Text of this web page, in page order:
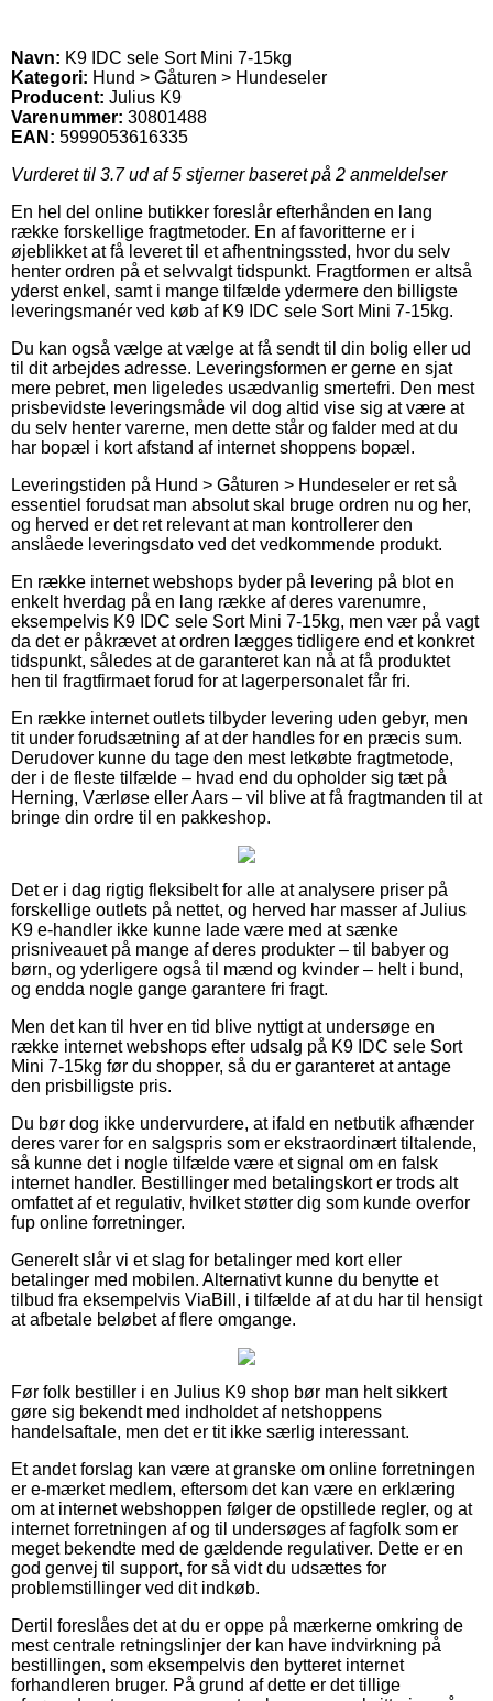
Navn: K9 IDC sele Sort Mini 7-15kg
Kategori: Hund > Gåturen > Hundeseler
Producent: Julius K9
Varenummer: 30801488
EAN: 5999053616335
Vurderet til 3.7ud af 5 stjerner baseret på 2 anmeldelser
En hel del online butikker foreslår efterhånden en lang
række forskellige fragtmetoder. En af favoritterne er i
øjeblikket at få leveret til et afhentningssted, hvor du selv
henter ordren på et selvvalgt tidspunkt. Fragtformen er altså
yderst enkel, samt i mange tilfælde ydermere den billigste
leveringsmanér ved køb af K9 IDC sele Sort Mini 7-15kg.
Du kan også vælge at vælge at få sendt til din bolig eller ud
til dit arbejdes adresse. Leveringsformen er gerne en sjat
mere pebret, men ligeledes usædvanlig smertefri. Den mest
prisbevidste leveringsmåde vil dog altid vise sig at være at
du selv henter varerne, men dette står og falder med at du
har bopæl i kort afstand af internet shoppens bopæl.
Leveringstiden på Hund > Gåturen > Hundeseler er ret så
essentiel forudsat man absolut skal bruge ordren nu og her,
og herved er det ret relevant at man kontrollerer den
anslåede leveringsdato ved det vedkommende produkt.
En række internet webshops byder på levering på blot en
enkelt hverdag på en lang række af deres varenumre,
eksempelvis K9 IDC sele Sort Mini 7-15kg, men vær på vagt
da det er påkrævet at ordren lægges tidligere end et konkret
tidspunkt, således at de garanteret kan nå at få produktet
hen til fragtfirmaet forud for at lagerpersonalet får fri.
En række internet outlets tilbyder levering uden gebyr, men
tit under forudsætning af at der handles for en præcis sum.
Derudover kunne du tage den mest letkøbte fragtmetode,
der i de fleste tilfælde – hvad end du opholder sig tæt på
Herning, Værløse eller Aars – vil blive at få fragtmanden til at
bringe din ordre til en pakkeshop.
Det er i dag rigtig fleksibelt for alle at analysere priser på
forskellige outlets på nettet, og herved har masser af Julius
K9 e-handler ikke kunne lade være med at sænke
prisniveauet på mange af deres produkter – til babyer og
børn, og yderligere også til mænd og kvinder – helt i bund,
og endda nogle gange garantere fri fragt.
Men det kan til hver en tid blive nyttigt at undersøge en
række internet webshops efter udsalg på K9 IDC sele Sort
Mini 7-15kg før du shopper, så du er garanteret at antage
den prisbilligste pris.
Du bør dog ikke undervurdere, at ifald en netbutik afhænder
deres varer for en salgspris som er ekstraordinært tiltalende,
så kunne det i nogle tilfælde være et signal om en falsk
internet handler. Bestillinger med betalingskort er trods alt
omfattet af et regulativ, hvilket støtter dig som kunde overfor
fup online forretninger.
Generelt slår vi et slag for betalinger med kort eller
betalinger med mobilen. Alternativt kunne du benytte et
tilbud fra eksempelvis ViaBill, i tilfælde af at du har til hensigt
at afbetale beløbet af flere omgange.
Før folk bestiller i en Julius K9 shop bør man helt sikkert
gøre sig bekendt med indholdet af netshoppens
handelsaftale, men det er tit ikke særlig interessant.
Et andet forslag kan være at granske om online forretningen
er e-mærket medlem, eftersom det kan være en erklæring
om at internet webshoppen følger de opstillede regler, og at
internet forretningen af og til undersøges af fagfolk som er
meget bekendte med de gældende regulativer. Dette er en
god genvej til support, for så vidt du udsættes for
problemstillinger ved dit indkøb.
Dertil foreslåes det at du er oppe på mærkerne omkring de
mest centrale retningslinjer der kan have indvirkning på
bestillingen, som eksempelvis den bytteret internet
forhandleren bruger. På grund af dette er det tillige